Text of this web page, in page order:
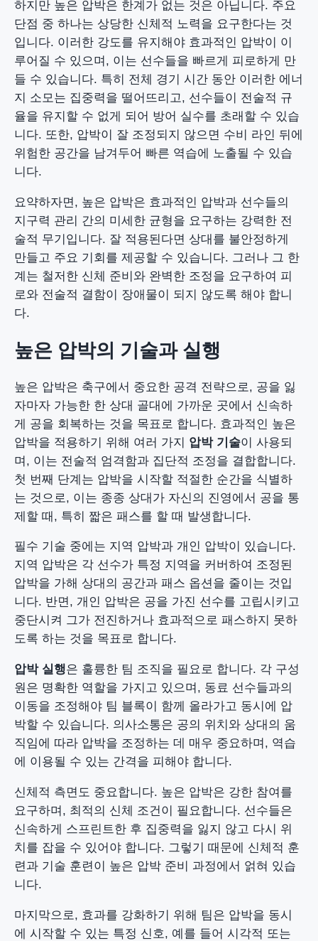
하지만 높은 압박은 한계가 없는 것은 아닙니다. 주요
단점 중 하나는 상당한 신체적 노력을 요구한다는 것
입니다. 이러한 강도를 유지해야 효과적인 압박이 이
루어질 수 있으며, 이는 선수들을 빠르게 피로하게 만
들 수 있습니다. 특히 전체 경기 시간 동안 이러한 에너
지 소모는 집중력을 떨어뜨리고, 선수들이 전술적 규
율을 유지할 수 없게 되어 방어 실수를 초래할 수 있습
니다. 또한, 압박이 잘 조정되지 않으면 수비 라인 뒤에
위험한 공간을 남겨두어 빠른 역습에 노출될 수 있습
니다.
요약하자면, 높은 압박은 효과적인 압박과 선수들의
지구력 관리 간의 미세한 균형을 요구하는 강력한 전
술적 무기입니다. 잘 적용된다면 상대를 불안정하게
만들고 주요 기회를 제공할 수 있습니다. 그러나 그 한
계는 철저한 신체 준비와 완벽한 조정을 요구하여 피
로와 전술적 결함이 장애물이 되지 않도록 해야 합니
다.
높은 압박의 기술과 실행
높은 압박은 축구에서 중요한 공격 전략으로, 공을 잃
자마자 가능한 한 상대 골대에 가까운 곳에서 신속하
게 공을 회복하는 것을 목표로 합니다. 효과적인 높은
압박을 적용하기 위해 여러 가지 압박 기술이 사용되
며, 이는 전술적 엄격함과 집단적 조정을 결합합니다.
첫 번째 단계는 압박을 시작할 적절한 순간을 식별하
는 것으로, 이는 종종 상대가 자신의 진영에서 공을 통
제할 때, 특히 짧은 패스를 할 때 발생합니다.
필수 기술 중에는 지역 압박과 개인 압박이 있습니다.
지역 압박은 각 선수가 특정 지역을 커버하여 조정된
압박을 가해 상대의 공간과 패스 옵션을 줄이는 것입
니다. 반면, 개인 압박은 공을 가진 선수를 고립시키고
중단시켜 그가 전진하거나 효과적으로 패스하지 못하
도록 하는 것을 목표로 합니다.
압박 실행은 훌륭한 팀 조직을 필요로 합니다. 각 구성
원은 명확한 역할을 가지고 있으며, 동료 선수들과의
이동을 조정해야 팀 블록이 함께 올라가고 동시에 압
박할 수 있습니다. 의사소통은 공의 위치와 상대의 움
직임에 따라 압박을 조정하는 데 매우 중요하며, 역습
에 이용될 수 있는 간격을 피해야 합니다.
신체적 측면도 중요합니다. 높은 압박은 강한 참여를
요구하며, 최적의 신체 조건이 필요합니다. 선수들은
신속하게 스프린트한 후 집중력을 잃지 않고 다시 위
치를 잡을 수 있어야 합니다. 그렇기 때문에 신체적 훈
련과 기술 훈련이 높은 압박 준비 과정에서 얽혀 있습
니다.
마지막으로, 효과를 강화하기 위해 팀은 압박을 동시
에 시작할 수 있는 특정 신호, 예를 들어 시각적 또는